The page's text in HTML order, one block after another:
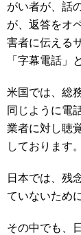
がい者が、話
が、返答をオ
害者に伝える
「字幕電話」
米国では、総
同じように電
業者に対し聴
しております。
日本では、残
ていないため
その中でも、